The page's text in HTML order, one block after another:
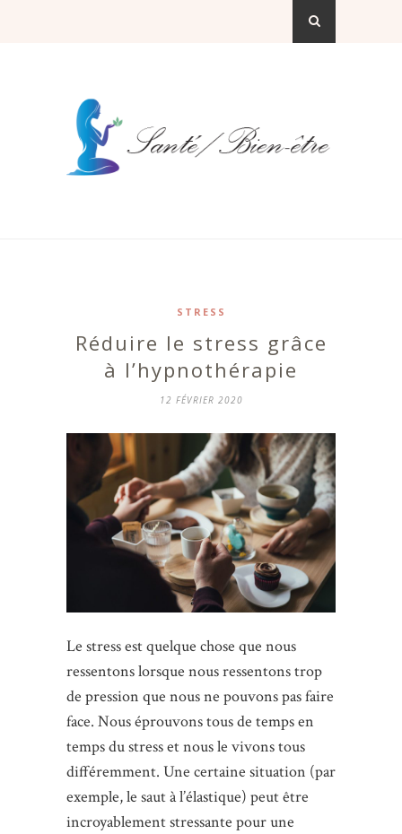
STRESS
Réduire le stress grâce
à l’hypnothérapie
12 FÉVRIER 2020
Le stress est quelque chose que nous
ressentons lorsque nous ressentons trop
de pression que nous ne pouvons pas faire
face. Nous éprouvons tous de temps en
temps du stress et nous le vivons tous
différemment. Une certaine situation (par
exemple, le saut à l’élastique) peut être
incroyablement stressante pour une